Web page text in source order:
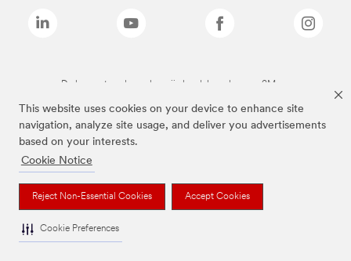
This website uses cookies on your device to enhance site
navigation, analyze site usage, and deliver you advertisements
based on your interests.
Cookie Notice
Reject Non-Essential Cookies Accept Cookies
Cookie Preferences
De bovenstaande merken zijn handelsmerken van 3M.we